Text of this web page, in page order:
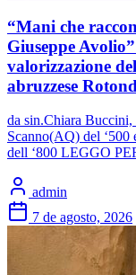
“Mani che
Giuseppe
valorizzazione
abruzzese
da sin.Chiara
Scanno(AQ) del
dell ‘800 LEGGO
admin
7 de agosto, 2026